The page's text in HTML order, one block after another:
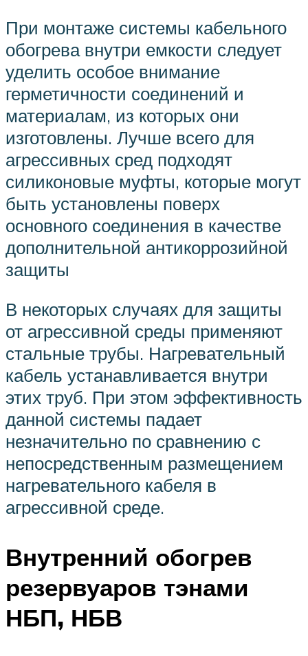
При монтаже системы кабельного
обогрева внутри емкости следует
уделить особое внимание
герметичности соединений и
материалам, из которых они
изготовлены. Лучше всего для
агрессивных сред подходят
силиконовые муфты, которые могут
быть установлены поверх
основного соединения в качестве
дополнительной антикоррозийной
защиты
В некоторых случаях для защиты
от агрессивной среды применяют
стальные трубы. Нагревательный
кабель устанавливается внутри
этих труб. При этом эффективность
данной системы падает
незначительно по сравнению с
непосредственным размещением
нагревательного кабеля в
агрессивной среде.
Внутренний обогрев
резервуаров тэнами
НБП, НБВ